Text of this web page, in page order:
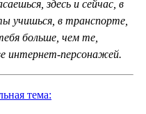
здесь и сейчас, в
учишься, в транспорте,
больше, чем те,
интернет-персонажей.
тема: